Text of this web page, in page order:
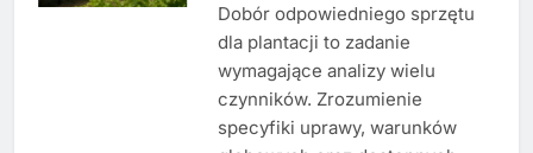
Dobór odpowiedniego sprzętu
dla plantacji to zadanie
wymagające analizy wielu
czynników. Zrozumienie
specyfiki uprawy, warunków